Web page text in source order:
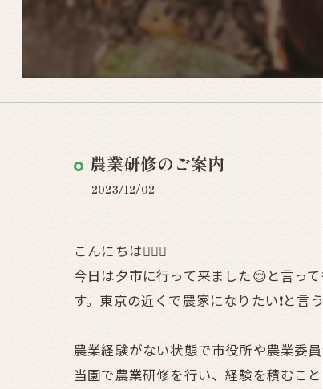
農業研修のご案内
2023/12/02
こんにちは🧛🏻‍♂️
今日は夕市に行って来ました😌と言っ
す。東京の近くで農家になりたい❗と
農業経験がない状態で市役所や農業委
当園で農業研修を行い、経験を積むこ